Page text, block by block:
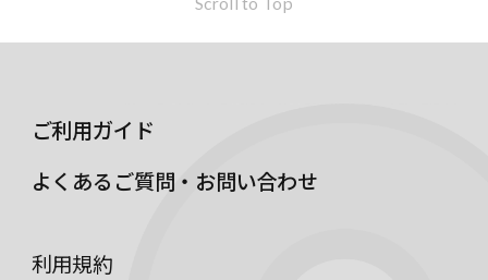
ご利用ガイド
よくあるご質問・お問い合わせ
利用規約